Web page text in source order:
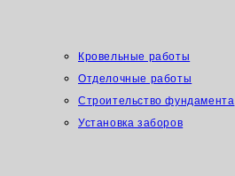
Кровельные работы
Отделочные работы
Строительство фундамента
Установка заборов